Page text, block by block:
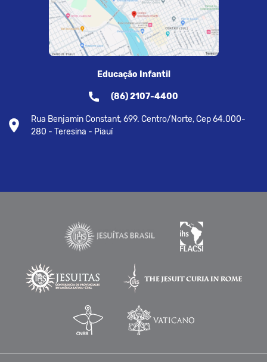
Educação Infantil
(86) 2107-4400
Rua Benjamin Constant, 699. Centro/Norte, Cep 64.000-
280 - Teresina - Piauí